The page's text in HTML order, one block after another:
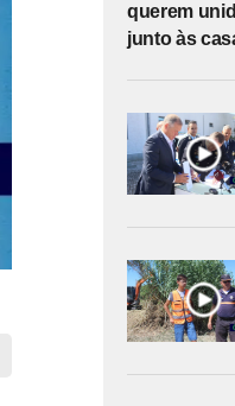
querem
junto às